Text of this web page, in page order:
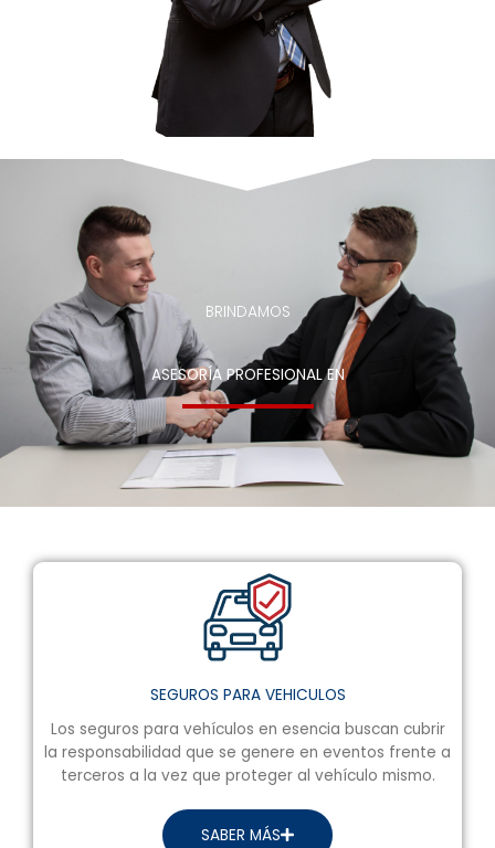
BRINDAMOS
ASESORÍA PROFESIONAL EN
SEGUROS PARA VEHICULOS
Los seguros para vehículos en esencia buscan cubrir
la responsabilidad que se genere en eventos frente a
terceros a la vez que proteger al vehículo mismo.
SABER MÁS